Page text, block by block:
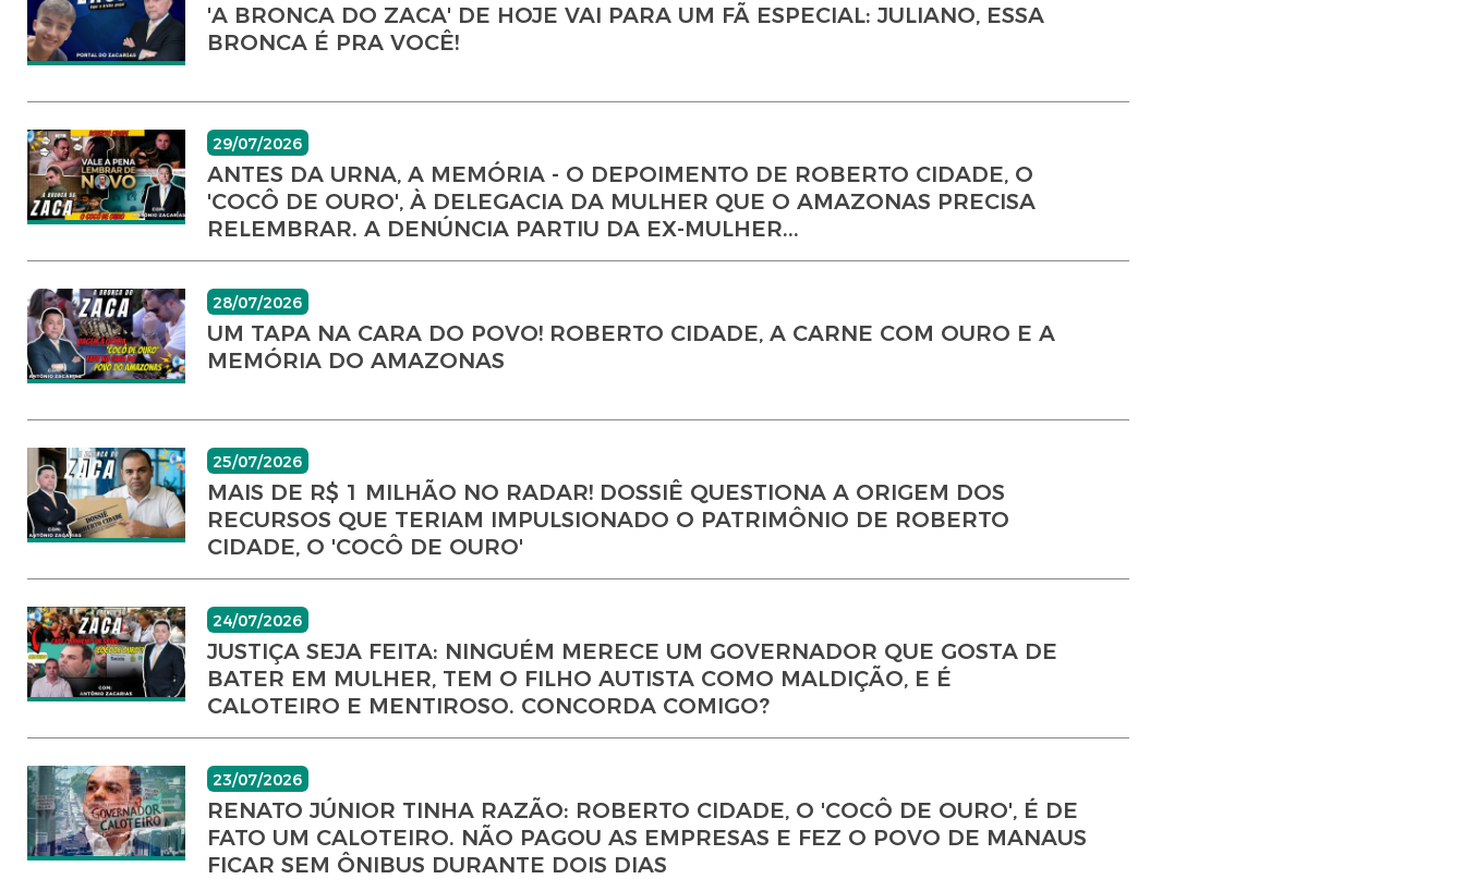
'A BRONCA DO ZACA' DE HOJE VAI PARA UM FÃ ESPECIAL: JULIANO, ESSA
BRONCA É PRA VOCÊ!
29/07/2026
ANTES DA URNA, A MEMÓRIA - O DEPOIMENTO DE ROBERTO CIDADE, O
'COCÔ DE OURO', À DELEGACIA DA MULHER QUE O AMAZONAS PRECISA
RELEMBRAR. A DENÚNCIA PARTIU DA EX-MULHER...
28/07/2026
UM TAPA NA CARA DO POVO! ROBERTO CIDADE, A CARNE COM OURO E A
MEMÓRIA DO AMAZONAS
25/07/2026
MAIS DE R$ 1 MILHÃO NO RADAR! DOSSIÊ QUESTIONA A ORIGEM DOS
RECURSOS QUE TERIAM IMPULSIONADO O PATRIMÔNIO DE ROBERTO
CIDADE, O 'COCÔ DE OURO'
24/07/2026
JUSTIÇA SEJA FEITA: NINGUÉM MERECE UM GOVERNADOR QUE GOSTA DE
BATER EM MULHER, TEM O FILHO AUTISTA COMO MALDIÇÃO, E É
CALOTEIRO E MENTIROSO. CONCORDA COMIGO?
23/07/2026
RENATO JÚNIOR TINHA RAZÃO: ROBERTO CIDADE, O 'COCÔ DE OURO', É DE
FATO UM CALOTEIRO. NÃO PAGOU AS EMPRESAS E FEZ O POVO DE MANAUS
FICAR SEM ÔNIBUS DURANTE DOIS DIAS